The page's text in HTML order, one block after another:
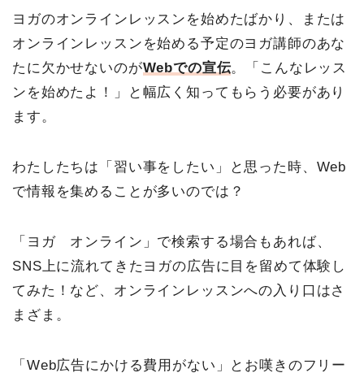
ヨガのオンラインレッスンを始めたばかり、または
オンラインレッスンを始める予定のヨガ講師のあな
たに欠かせないのがWebでの宣伝。「こんなレッス
ンを始めたよ！」と幅広く知ってもらう必要があり
ます。
わたしたちは「習い事をしたい」と思った時、Web
で情報を集めることが多いのでは？
「ヨガ オンライン」で検索する場合もあれば、
SNS上に流れてきたヨガの広告に目を留めて体験し
てみた！など、オンラインレッスンへの入り口はさ
まざま。
「Web広告にかける費用がない」とお嘆きのフリー